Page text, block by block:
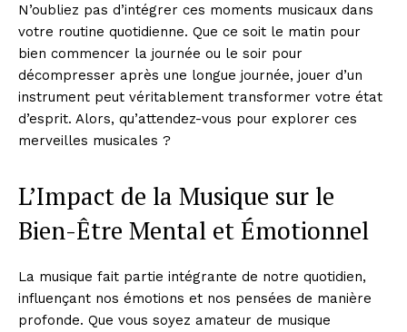
N’oubliez pas d’intégrer ces moments musicaux dans
votre routine quotidienne. Que ce soit le matin pour
bien commencer la journée ou le soir pour
décompresser après une longue journée, jouer d’un
instrument peut véritablement transformer votre état
d’esprit. Alors, qu’attendez-vous pour explorer ces
merveilles musicales ?
L’Impact de la Musique sur le
Bien-Être Mental et Émotionnel
La musique fait partie intégrante de notre quotidien,
influençant nos émotions et nos pensées de manière
profonde. Que vous soyez amateur de musique